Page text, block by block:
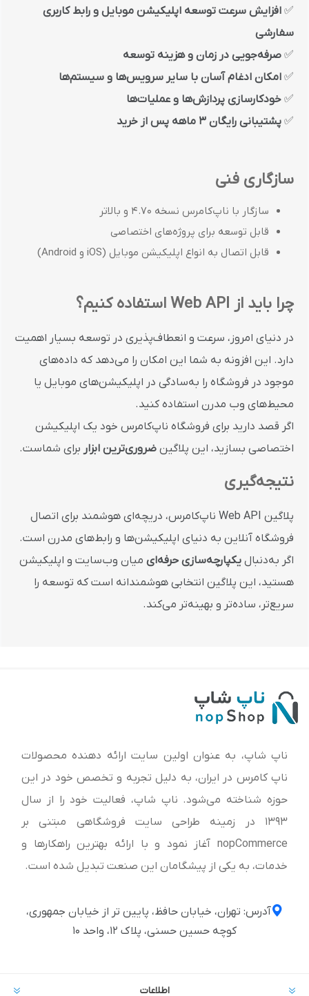
✅ افزایش سرعت توسعه اپلیکیشن موبایل و رابط کاربری
سفارشی
✅ صرفه‌جویی در زمان و هزینه توسعه
✅ امکان ادغام آسان با سایر سرویس‌ها و سیستم‌ها
✅ خودکارسازی پردازش‌ها و عملیات‌ها
✅ پشتیبانی رایگان ۳ ماهه پس از خرید
سازگاری فنی
سازگار با ناپ‌کامرس نسخه 4.70 و بالاتر
قابل توسعه برای پروژه‌های اختصاصی
قابل اتصال به انواع اپلیکیشن‌ موبایل (iOS و Android)
چرا باید از Web API استفاده کنیم؟
در دنیای امروز، سرعت و انعطاف‌پذیری در توسعه بسیار اهمیت
دارد. این افزونه به شما این امکان را می‌دهد که داده‌های
موجود در فروشگاه را به‌سادگی در اپلیکیشن‌های موبایل یا
محیط‌های وب مدرن استفاده کنید.
اگر قصد دارید برای فروشگاه ناپ‌کامرس خود یک اپلیکیشن
اختصاصی بسازید، این پلاگین ضروری‌ترین ابزار برای شماست.
نتیجه‌گیری
پلاگین Web API ناپ‌کامرس، دریچه‌ای هوشمند برای اتصال
فروشگاه آنلاین به دنیای اپلیکیشن‌ها و رابط‌های مدرن است.
اگر به‌دنبال یکپارچه‌سازی حرفه‌ای میان وب‌سایت و اپلیکیشن
هستید، این پلاگین انتخابی هوشمندانه است که توسعه را
سریع‌تر، ساده‌تر و بهینه‌تر می‌کند.
ناپ شاپ، به عنوان اولین سایت ارائه‌ دهنده محصولات
ناپ کامرس در ایران، به دلیل تجربه و تخصص خود در این
حوزه شناخته می‌شود. ناپ شاپ، فعالیت خود را از سال
1393 در زمینه طراحی سایت فروشگاهی مبتنی بر
nopCommerce آغاز نمود و با ارائه بهترین راهکارها و
خدمات، به یکی از پیشگامان این صنعت تبدیل شده است.
آدرس: تهران، خیابان حافظ، پایین تر از خیابان جمهوری،
کوچه حسین حسنی، پلاک ۱۲، واحد ۱۰
اطلاعات